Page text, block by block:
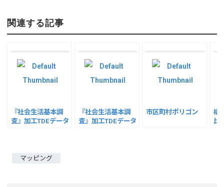
py
Li
n
k
dI
n
関連する記事
『社会生活基本調
査』加工TDEデータ
『社会生活基本調
査』加工TDEデータ
市区町村ポリゴン
構
比
マッピング